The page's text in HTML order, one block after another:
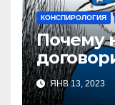
КОНСПИРОЛОГИЯ
Почему
ЯНВ 13, 2023